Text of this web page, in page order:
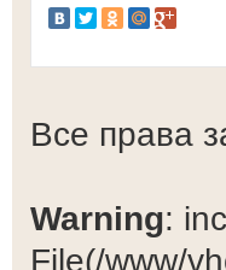
Все права
Warning:
File(/www/